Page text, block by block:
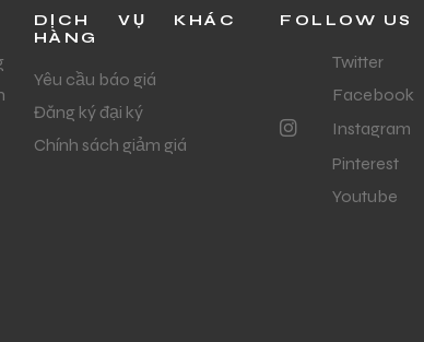
DỊCH VỤ KHÁC
HÀNG
Yêu cầu báo giá
Đăng ký đại ký
Chính sách giảm giá
FOLLOW US
Twitter
Facebook
Instagram
Pinterest
Youtube